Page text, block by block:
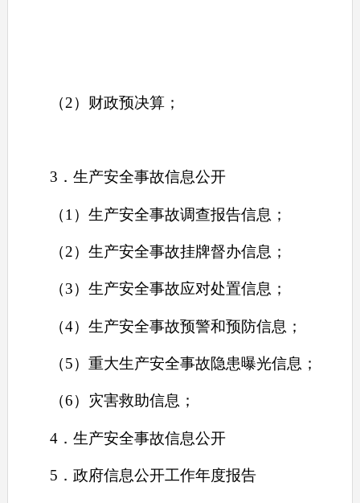
（2）财政预决算；
3．生产安全事故信息公开
（1）生产安全事故调查报告信息；
（2）生产安全事故挂牌督办信息；
（3）生产安全事故应对处置信息；
（4）生产安全事故预警和预防信息；
（5）重大生产安全事故隐患曝光信息；
（6）灾害救助信息；
4．生产安全事故信息公开
5．政府信息公开工作年度报告